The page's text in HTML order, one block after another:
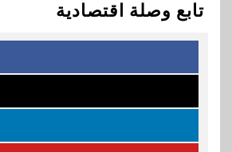
تابع وصلة اقتصادية